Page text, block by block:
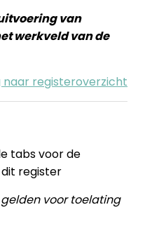
van
werkveld van de
naar registeroverzicht
tabs voor de
register
gelden voor toelating